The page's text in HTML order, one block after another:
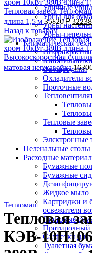
Уличные урны
Урны для
Урны
Урны-
Климатическая
Кипятильники
Овощесушки
Охладители
Проточные
Тепловые
Электронные
Пеленальные столы
Расходные
Бумажные
Бумажные
Жидкое мыло
Картриджи и
освежителя
Листовые
Протирочный
Салфетки для
Туалетная
Тепловая завеса
длина 1,5 м35820₽
Назад к товарам
Высокоскоростная
матовая нержавейка
-10%;процент скидки
Нажмите, чтобы
Тепломаш
Тепловая
КЭВ-